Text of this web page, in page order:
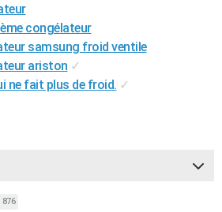
congélateur
samsung froid ventile
ariston ✓
ne fait plus de froid. ✓
876